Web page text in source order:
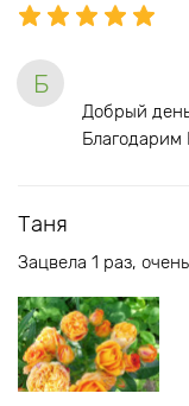
Б
Добрый
Таня
Зацвела 1 раз,